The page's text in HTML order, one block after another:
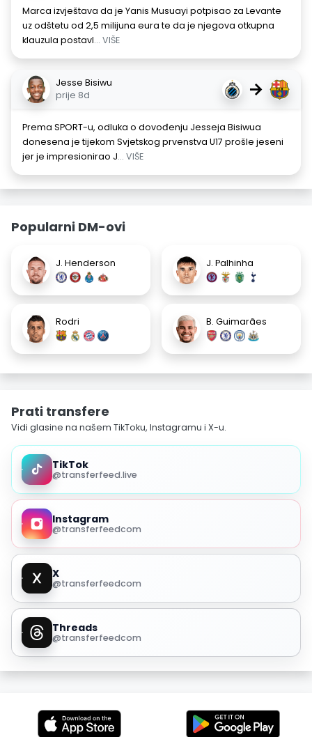
Marca izvještava da je Yanis Musuayi potpisao za Levante
uz odštetu od 2,5 milijuna eura te da je njegova otkupna
klauzula postavl... VIŠE
Jesse Bisiwu
prije 8d
→
Prema SPORT-u, odluka o dovođenju Jesseja Bisiwua
donesena je tijekom Svjetskog prvenstva U17 prošle jeseni
jer je impresionirao J... VIŠE
Popularni DM-ovi
J. Henderson J. Palhinha
Rodri B. Guimarães
Prati transfere
Vidi glasine na našem TikToku, Instagramu i X-u.
TikTok
@transferfeed.live
Instagram
@transferfeedcom
X
@transferfeedcom
Threads
@transferfeedcom